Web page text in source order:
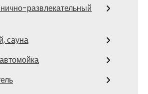
развлекательный
сауна